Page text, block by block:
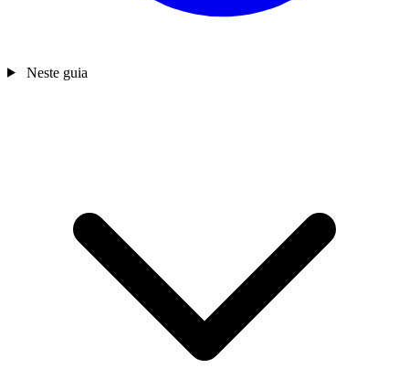
Neste guia